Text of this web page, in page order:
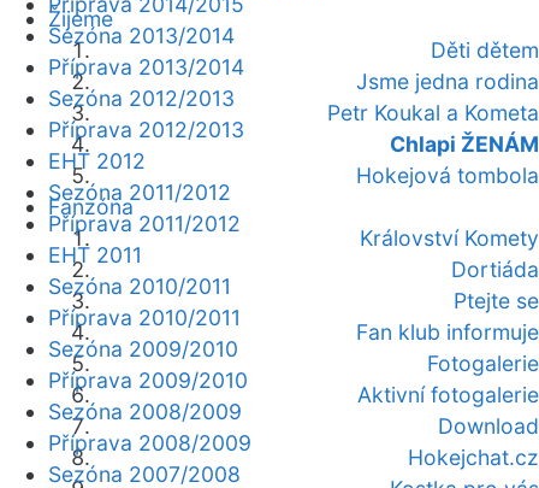
Žijeme
Děti dětem
Jsme jedna rodina
Petr Koukal a Kometa
Chlapi ŽENÁM
Hokejová tombola
Fanzóna
Království Komety
Dortiáda
Ptejte se
Fan klub informuje
Fotogalerie
Aktivní fotogalerie
Download
Hokejchat.cz
Sezóna 2013/2014
Příprava 2013/2014
Sezóna 2012/2013
Příprava 2012/2013
EHT 2012
Sezóna 2011/2012
Příprava 2011/2012
EHT 2011
Sezóna 2010/2011
Příprava 2010/2011
Sezóna 2009/2010
Příprava 2009/2010
Sezóna 2008/2009
Příprava 2008/2009
Sezóna 2007/2008